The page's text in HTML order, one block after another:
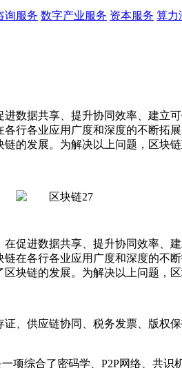
询服务 数字产业服务 资本服务 算力
数据共享、提升协同效率、建立
行各业应用广度和深度的不断拓
的发展。为解决以上问题，区块链
促进数据共享、提升协同效率、
在各行各业应用广度和深度的不
块链的发展。为解决以上问题，
、供应链协同、税务发票、版权
项综合了密码学、P2P网络、共